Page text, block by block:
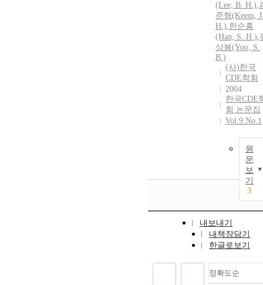
(Lee, B. H.),
준형(Keem,
H.),한순흥
(Han, S. H.),
상봉(Yoo, S.
B.)
(사)한국
CDE학회
2004
한국CDE
회 논문집
Vol.9 No.1
원
문
보
기
3
내보내기
내책장담기
한글로보기
정확도순